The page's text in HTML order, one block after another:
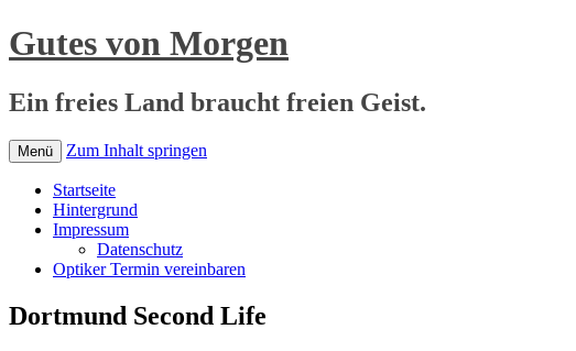
Gutes von Morgen
Ein freies Land braucht freien Geist.
Menü Zum Inhalt springen
Startseite
Hintergrund
Impressum
Datenschutz
Optiker Termin vereinbaren
Dortmund Second Life